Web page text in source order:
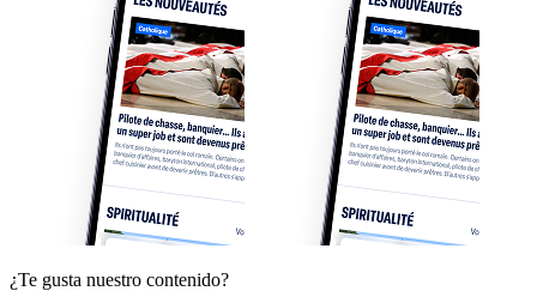
¿Te gusta nuestro contenido?